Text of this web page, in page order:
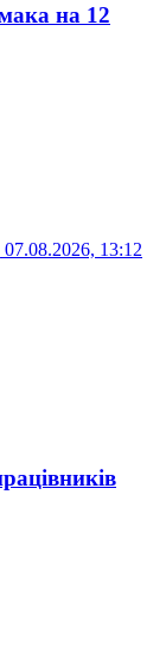
на 12
07.08.2026, 13:12